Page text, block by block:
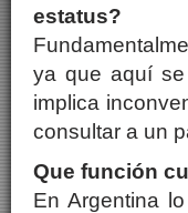
estatus?
ya que aquí
implica
consultar a un
Que función
En Argentina